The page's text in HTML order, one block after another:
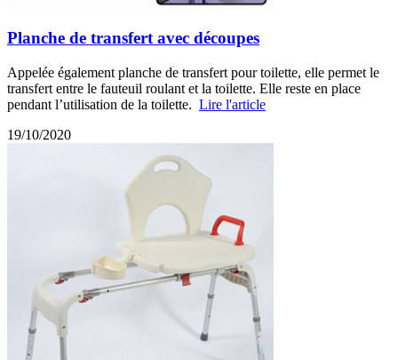
Planche de transfert avec découpes
Appelée également planche de transfert pour toilette, elle permet le
transfert entre le fauteuil roulant et la toilette. Elle reste en place
pendant l’utilisation de la toilette. Lire l'article
19/10/2020